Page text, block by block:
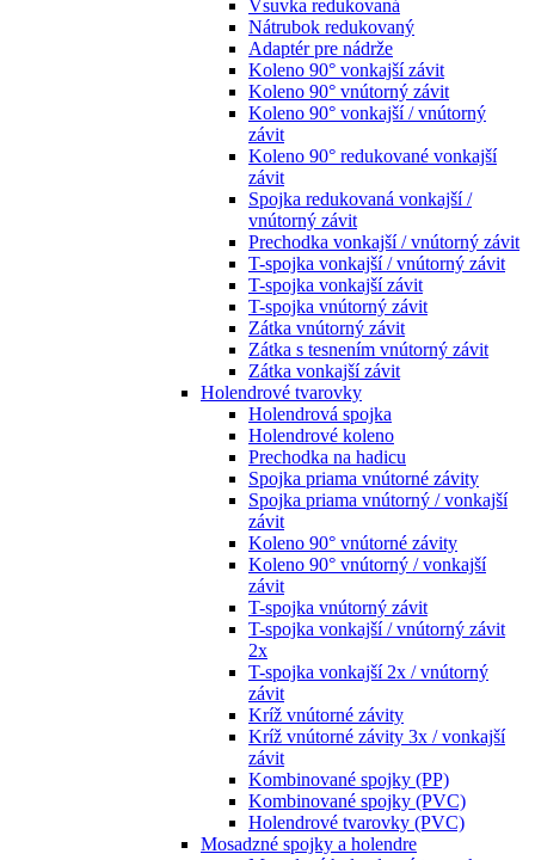
Vsuvka redukovaná
Nátrubok redukovaný
Adaptér pre nádrže
Koleno 90° vonkajší závit
Koleno 90° vnútorný závit
Koleno 90° vonkajší / vnútorný
závit
Koleno 90° redukované vonkajší
závit
Spojka redukovaná vonkajší /
vnútorný závit
Prechodka vonkajší / vnútorný závit
T-spojka vonkajší / vnútorný závit
T-spojka vonkajší závit
T-spojka vnútorný závit
Zátka vnútorný závit
Zátka s tesnením vnútorný závit
Zátka vonkajší závit
Holendrové tvarovky
Holendrová spojka
Holendrové koleno
Prechodka na hadicu
Spojka priama vnútorné závity
Spojka priama vnútorný / vonkajší
závit
Koleno 90° vnútorné závity
Koleno 90° vnútorný / vonkajší
závit
T-spojka vnútorný závit
T-spojka vonkajší / vnútorný závit
2x
T-spojka vonkajší 2x / vnútorný
závit
Kríž vnútorné závity
Kríž vnútorné závity 3x / vonkajší
závit
Kombinované spojky (PP)
Kombinované spojky (PVC)
Holendrové tvarovky (PVC)
Mosadzné spojky a holendre